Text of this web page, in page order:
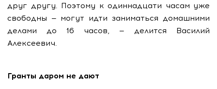
друг другу. Поэтому к одиннадцати часам уже
свободны — могут идти заниматься домашними
делами до 16 часов, — делится Василий
Алексеевич.
Гранты даром не дают